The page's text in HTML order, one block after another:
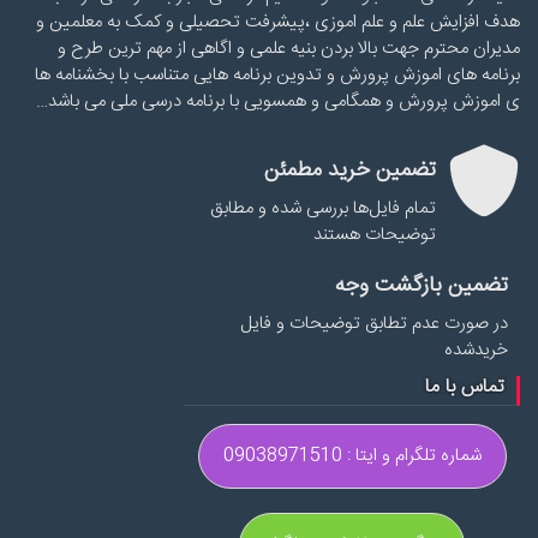
هدف افزایش علم و علم اموزی ،پیشرفت تحصیلی و کمک به معلمین و
مدیران محترم جهت بالا بردن بنیه علمی و اگاهی از مهم ترین طرح و
برنامه های اموزش پرورش و تدوین برنامه هایی متناسب با بخشنامه ها
ی اموزش پرورش و همگامی و همسویی با برنامه درسی ملی می باشد…
تضمین خرید مطمئن
تمام فایل‌ها بررسی شده و مطابق
توضیحات هستند
تضمین بازگشت وجه
در صورت عدم تطابق توضیحات و فایل
خریدشده
تماس با ما
شماره تلگرام و ایتا : 09038971510